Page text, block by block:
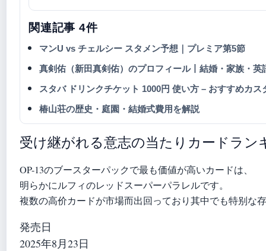
関連記事 4件
マンU vs チェルシー スタメン予想｜プレミア第5節
真剣佑（新田真剣佑）のプロフィール丨結婚・家族・英
スタバ ドリンクチケット 1000円 使い方 – おすすめカ
椿山荘の歴史・庭園・結婚式費用を解説
受け継がれる意志の当たりカードラン
OP-13のブースターパックで最も価値が高いカードは、
明らかにルフィのレッドスーパーパラレルです。
複数の高价カードが市場而出回っており其中でも特别な
発売日
2025年8月23日